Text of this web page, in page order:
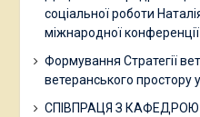
соціальної роботи
міжнародної
Формування Стратегії
ветеранського простору
СПІВПРАЦЯ З